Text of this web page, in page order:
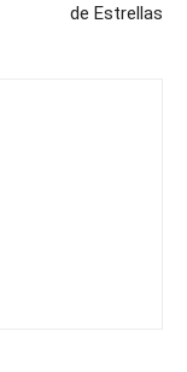
de Estrellas